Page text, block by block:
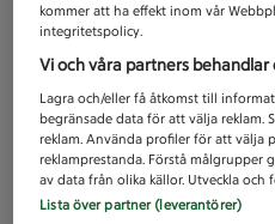
kommer att ha effekt inom vår
integritetspolicy.
Vi och våra partners
Lagra och/eller få åtkomst till
begränsade data för att välja reklam.
reklam. Använda profiler för att välja
reklamprestanda. Förstå målgrupper
av data från olika källor. Utveckla och
Lista över partner (leverantörer)